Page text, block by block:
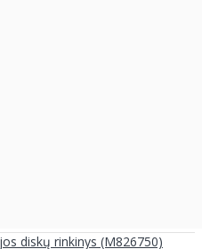
diskų rinkinys (M826750)